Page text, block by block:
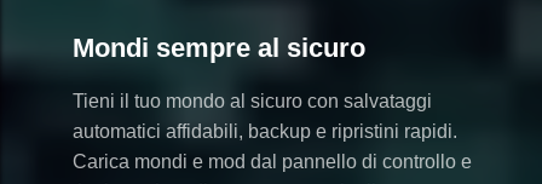
Mondi sempre al sicuro
Tieni il tuo mondo al sicuro con salvataggi
automatici affidabili, backup e ripristini rapidi.
Carica mondi e mod dal pannello di controllo e